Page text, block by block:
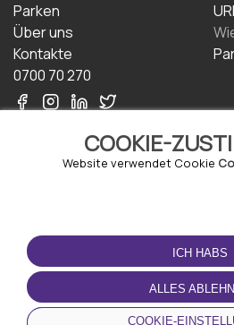
COOKIE-
Website verwendet Cookie
ICH HABS
ALLES
COOKIE-
Parken
Über uns
Kontakte
0700 70 270
NUTZUNGSBEDINGUNGEN
Geschäftsbedingungen
Datenschutz-
Bestimmungen
Cookie-Richtlinie